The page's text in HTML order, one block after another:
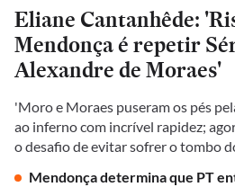
Eliane Cantanhêde:
Mendonça é repetir
Alexandre de Moraes'
'Moro e Moraes puseram os pés
ao inferno com incrível rapidez;
o desafio de evitar sofrer o tombo
Mendonça determina que PT